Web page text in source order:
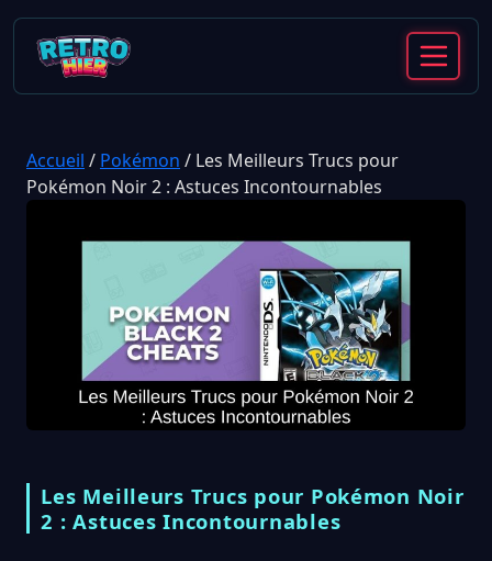
Accueil / Pokémon / Les Meilleurs Trucs pour
Pokémon Noir 2 : Astuces Incontournables
Les Meilleurs Trucs pour Pokémon Noir
2 : Astuces Incontournables